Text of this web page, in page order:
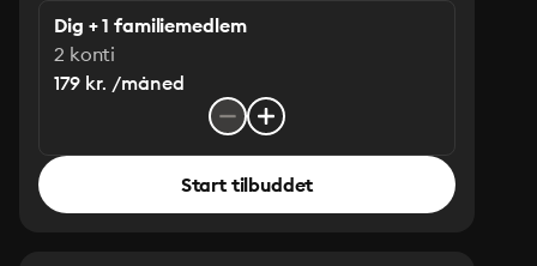
Dig + 1 familiemedlem
2 konti
179 kr. /måned
Start tilbuddet